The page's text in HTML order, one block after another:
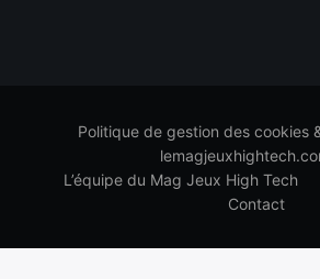
Politique de gestion des cookies
L’équipe du Mag Jeux High Tech
Contact